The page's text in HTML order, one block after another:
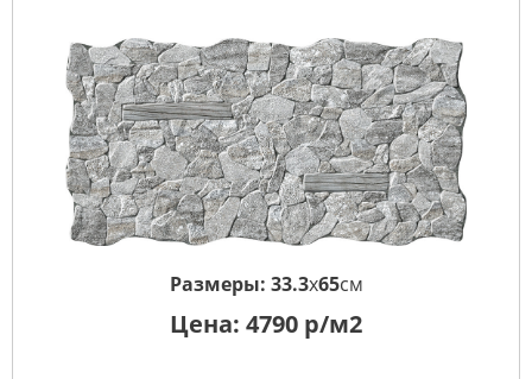
Размеры: 33.3x65см
Цена: 4790 р/м2